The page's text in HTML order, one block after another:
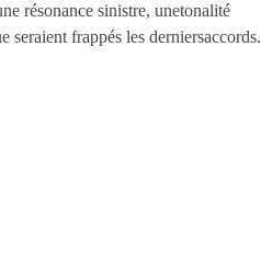
résonance sinistre, unetonalité
seraient frappés les derniersaccords.